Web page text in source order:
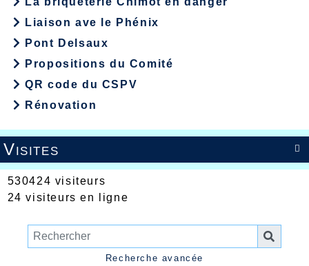
Liaison ave le Phénix
Pont Delsaux
Propositions du Comité
QR code du CSPV
Rénovation

Visites
530424 visiteurs
24 visiteurs en ligne
Recherche avancée